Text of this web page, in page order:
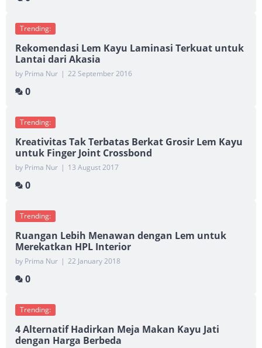
Trending:
Rekomendasi Lem Kayu Laminasi Terkuat untuk
Lantai dari Akasia
by Prima Nur | 22 September 2016
0
Trending:
Kreativitas Tak Terbatas Berkat Grosir Lem Kayu
untuk Finger Joint Crossbond
by Prima Nur | 13 August 2017
0
Trending:
Ruangan Lebih Menawan dengan Lem untuk
Merekatkan HPL Interior
by Prima Nur | 22 January 2018
0
Trending:
4 Alternatif Hadirkan Meja Makan Kayu Jati
dengan Harga Berbeda